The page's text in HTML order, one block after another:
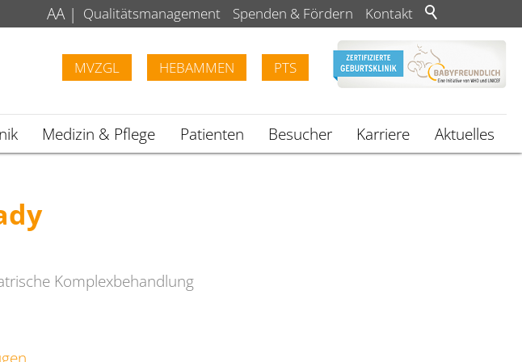
Qualitätsmanagement Spenden & Fördern Kontakt
AA|
Medizin & Pflege Patienten Besucher Karriere Aktuelles
PTS
HEBAMMEN
MVZGL
Komplexbehandlung